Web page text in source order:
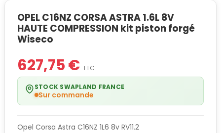
OPEL C16NZ CORSA ASTRA 1.6L 8V
HAUTE COMPRESSION kit piston forgé
Wiseco
627,75 € TTC
STOCK SWAPLAND FRANCE
Sur commande
Opel Corsa Astra C16NZ 1L6 8v RV11.2